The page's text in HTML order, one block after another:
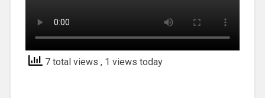
7 total views , 1 views today